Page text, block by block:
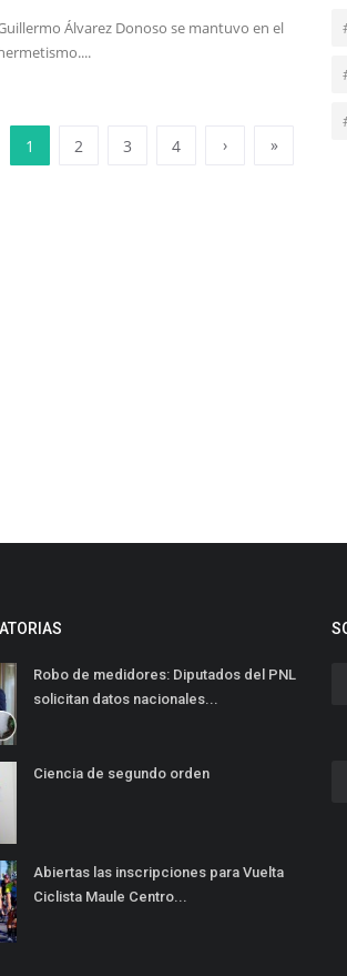
Álvarez Donoso se mantuvo en el
1 2 3 4 › »
Robo de medidores: Diputados del PNL
solicitan datos nacionales...
Ciencia de segundo orden
Abiertas las inscripciones para Vuelta
Ciclista Maule Centro...